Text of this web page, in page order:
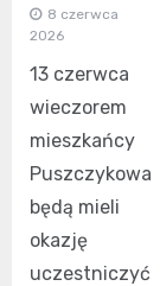
8 czerwca
2026
13 czerwca
wieczorem
mieszkańcy
Puszczykowa
będą mieli
okazję
uczestniczyć